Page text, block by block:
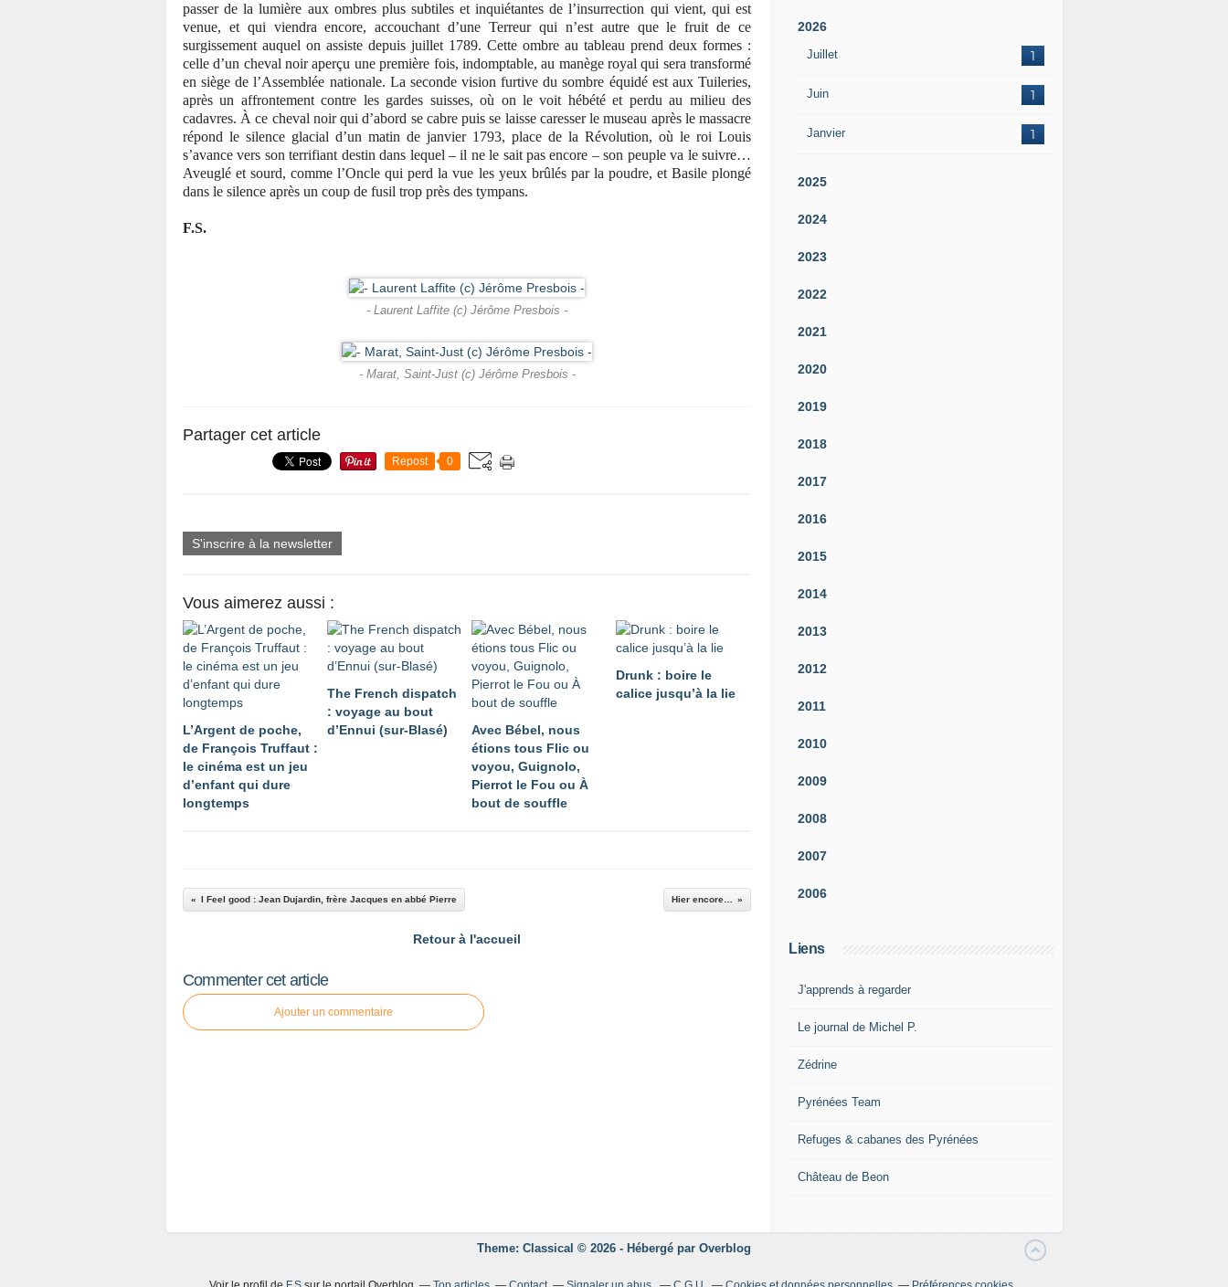
passer de la lumière aux ombres plus subtiles et inquiétantes de l’insurrection qui vient, qui est
venue, et qui viendra encore, accouchant d’une Terreur qui n’est autre que le fruit de ce
surgissement auquel on assiste depuis juillet 1789. Cette ombre au tableau prend deux formes :
celle d’un cheval noir aperçu une première fois, indomptable, au manège royal qui sera transformé
en siège de l’Assemblée nationale. La seconde vision furtive du sombre équidé est aux Tuileries,
après un affrontement contre les gardes suisses, où on le voit hébété et perdu au milieu des
cadavres. À ce cheval noir qui d’abord se cabre puis se laisse caresser le museau après le massacre
répond le silence glacial d’un matin de janvier 1793, place de la Révolution, où le roi Louis
s’avance vers son terrifiant destin dans lequel – il ne le sait pas encore – son peuple va le suivre…
Aveuglé et sourd, comme l’Oncle qui perd la vue les yeux brûlés par la poudre, et Basile plongé
dans le silence après un coup de fusil trop près des tympans.
F.S.
- Laurent Laffite (c) Jérôme Presbois -
- Marat, Saint-Just (c) Jérôme Presbois -
Partager cet article
Repost 0
S'inscrire à la newsletter
Vous aimerez aussi :
L’Argent de poche,
de François Truffaut :
le cinéma est un jeu
d’enfant qui dure
longtemps
The French dispatch
: voyage au bout
d’Ennui (sur-Blasé)
Avec Bébel, nous
étions tous Flic ou
voyou, Guignolo,
Pierrot le Fou ou À
bout de souffle
Drunk : boire le
calice jusqu’à la lie
I Feel good : Jean Dujardin, frère Jacques en abbé Pierre Hier encore…
Retour à l'accueil
Commenter cet article
Ajouter un commentaire
2026
Juillet 1
Juin 1
Janvier 1
2025
2024
2023
2022
2021
2020
2019
2018
2017
2016
2015
2014
2013
2012
2011
2010
2009
2008
2007
2006
Liens
J'apprends à regarder
Le journal de Michel P.
Zédrine
Pyrénées Team
Refuges & cabanes des Pyrénées
Château de Beon
Theme: Classical © 2026 - Hébergé par Overblog